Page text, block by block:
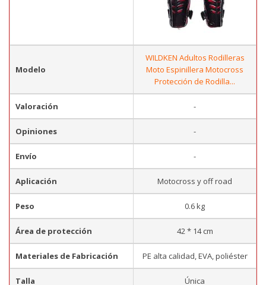
Modelo
WILDKEN Adultos Rodilleras
Moto Espinillera Motocross
Protección de Rodilla...
Valoración -
Opiniones -
Envío -
Aplicación Motocross y off road
Peso 0.6 kg
Área de protección 42 * 14 cm
Materiales de Fabricación PE alta calidad, EVA, poliéster
Talla Única